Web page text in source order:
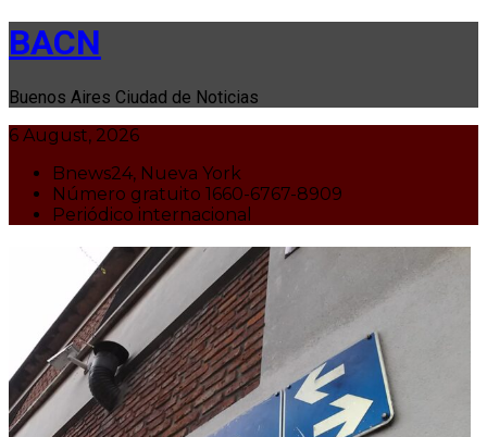
BACN
Buenos Aires Ciudad de Noticias
6 August, 2026
Bnews24, Nueva York
Número gratuito 1660-6767-8909
Periódico internacional